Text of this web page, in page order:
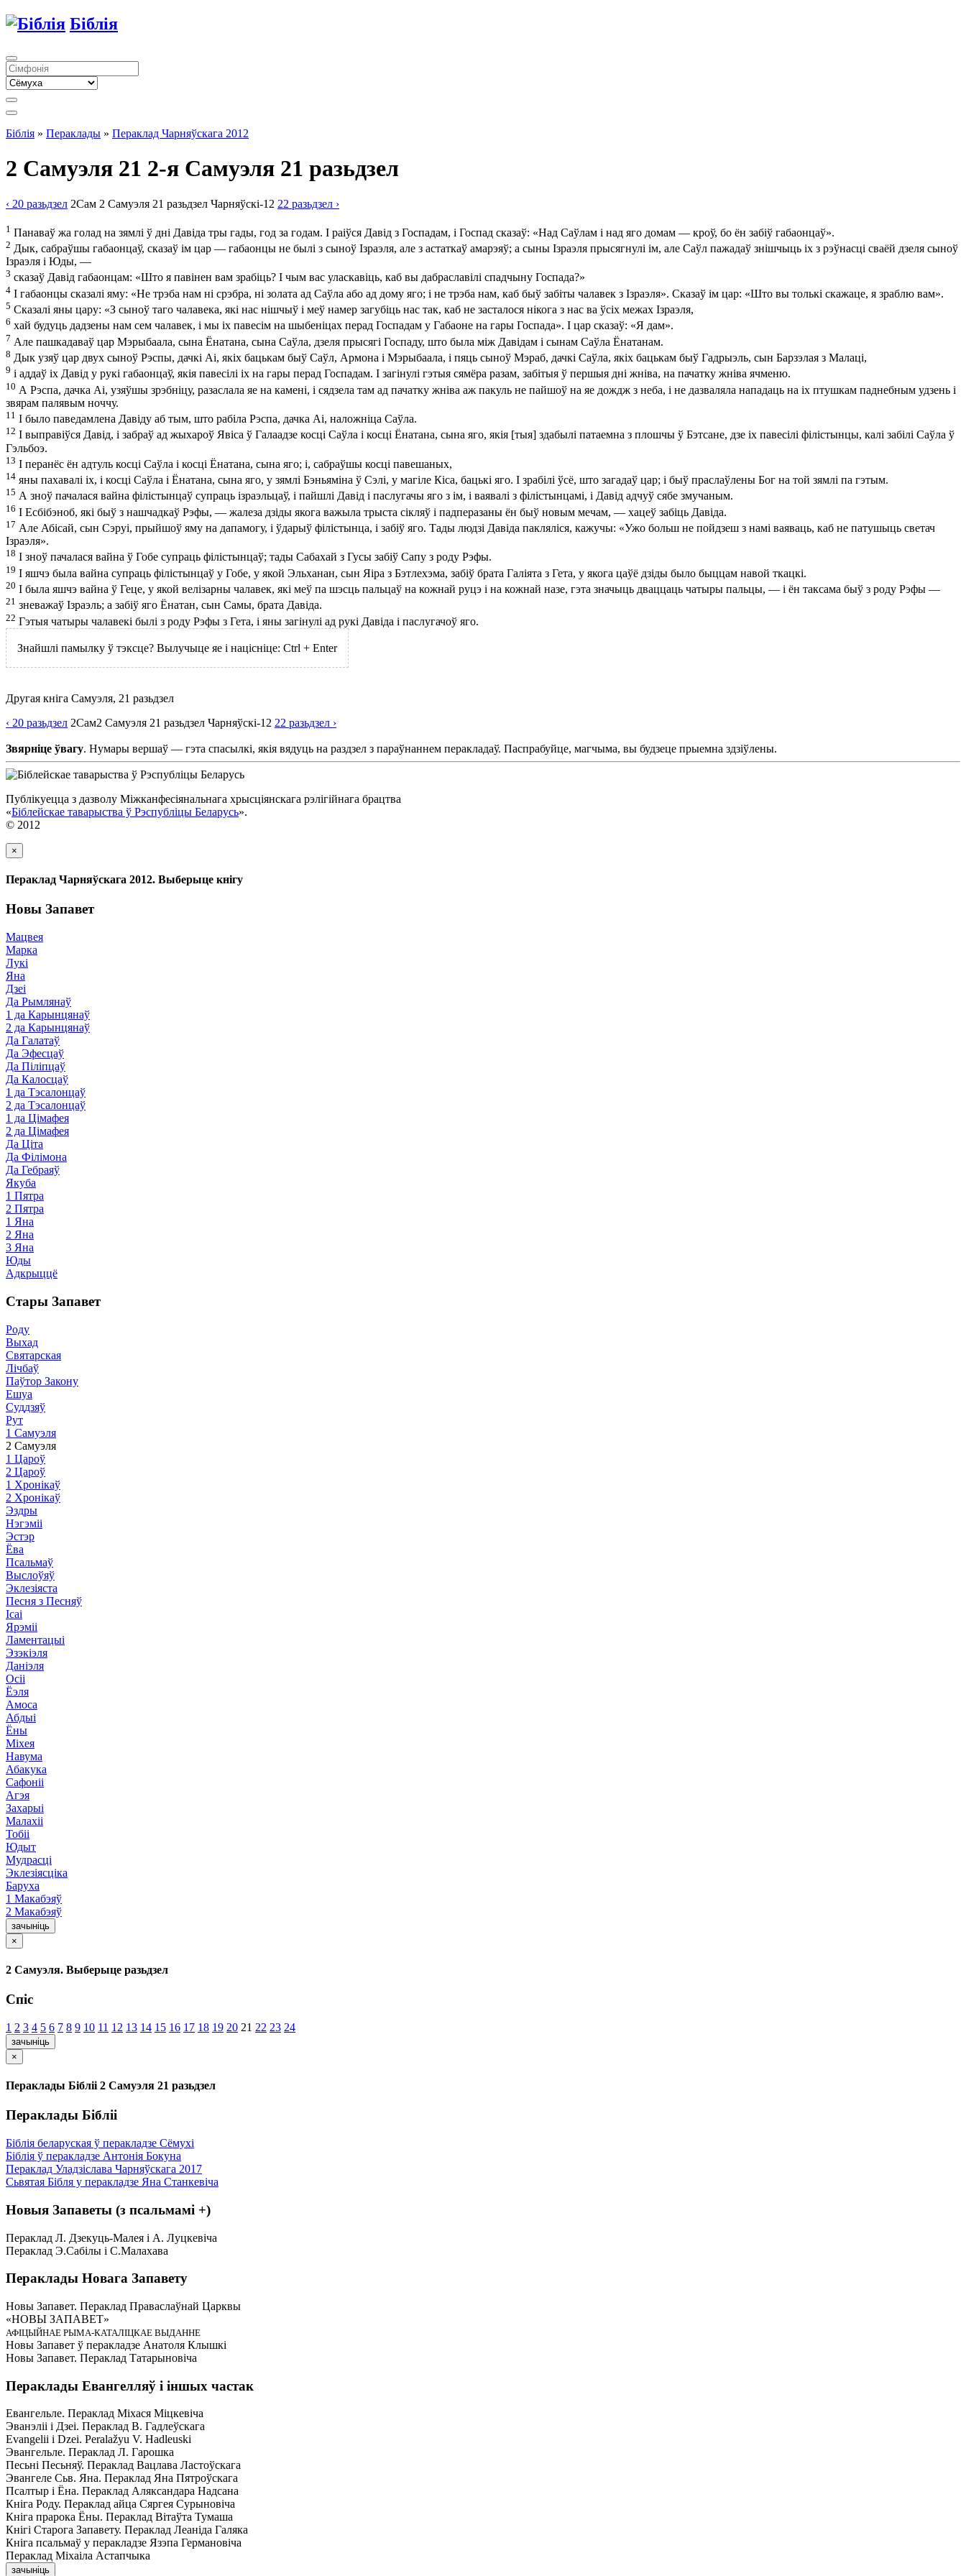
Біблія
Біблія » Пераклады » Пераклад Чарняўскага 2012
2 Самуэля 21 2-я Самуэля 21 разьдзел
‹ 20 разьдзел 2Сам 2 Самуэля 21 разьдзел Чарняўскі-12 22 разьдзел ›
1 Панаваў жа голад на зямлі ў дні Давіда тры гады, год за годам. І раіўся Давід з Госпадам, і Госпад сказаў: «Над Саўлам і над яго домам — кроў, бо ён забіў габаонцаў».
2 Дык, сабраўшы габаонцаў, сказаў ім цар — габаонцы не былі з сыноў Ізраэля, але з астаткаў амарэяў; а сыны Ізраэля прысягнулі ім, але Саўл пажадаў знішчыць іх з рэўнасці сваёй дзеля сыноў
Ізраэля і Юды, —
3 сказаў Давід габаонцам: «Што я павінен вам зрабіць? І чым вас уласкавіць, каб вы дабраславілі спадчыну Госпада?»
4 І габаонцы сказалі яму: «Не трэба нам ні срэбра, ні золата ад Саўла або ад дому яго; і не трэба нам, каб быў забіты чалавек з Ізраэля». Сказаў ім цар: «Што вы толькі скажаце, я зраблю вам».
5 Сказалі яны цару: «З сыноў таго чалавека, які нас нішчыў і меў намер загубіць нас так, каб не засталося нікога з нас ва ўсіх межах Ізраэля,
6 хай будуць дадзены нам сем чалавек, і мы іх павесім на шыбеніцах перад Госпадам у Габаоне на гары Госпада». І цар сказаў: «Я дам».
7 Але пашкадаваў цар Мэрыбаала, сына Ёнатана, сына Саўла, дзеля прысягі Госпаду, што была між Давідам і сынам Саўла Ёнатанам.
8 Дык узяў цар двух сыноў Рэспы, дачкі Аі, якіх бацькам быў Саўл, Армона і Мэрыбаала, і пяць сыноў Мэраб, дачкі Саўла, якіх бацькам быў Гадрыэль, сын Барзэлая з Малаці,
9 і аддаў іх Давід у рукі габаонцаў, якія павесілі іх на гары перад Госпадам. І загінулі гэтыя сямёра разам, забітыя ў першыя дні жніва, на пачатку жніва ячменю.
10 А Рэспа, дачка Аі, узяўшы зрэбніцу, разаслала яе на камені, і сядзела там ад пачатку жніва аж пакуль не пайшоў на яе дождж з неба, і не дазваляла нападаць на іх птушкам паднебным удзень і
звярам палявым ноччу.
11 І было паведамлена Давіду аб тым, што рабіла Рэспа, дачка Аі, наложніца Саўла.
12 І выправіўся Давід, і забраў ад жыхароў Явіса ў Галаадзе косці Саўла і косці Ёнатана, сына яго, якія [тыя] здабылі патаемна з плошчы ў Бэтсане, дзе іх павесілі філістынцы, калі забілі Саўла ў
Гэльбоэ.
13 І перанёс ён адтуль косці Саўла і косці Ёнатана, сына яго; і, сабраўшы косці павешаных,
14 яны пахавалі іх, і косці Саўла і Ёнатана, сына яго, у зямлі Бэньяміна ў Сэлі, у магіле Кіса, бацькі яго. І зрабілі ўсё, што загадаў цар; і быў праслаўлены Бог на той зямлі па гэтым.
15 А зноў пачалася вайна філістынцаў супраць ізраэльцаў, і пайшлі Давід і паслугачы яго з ім, і ваявалі з філістынцамі, і Давід адчуў сябе змучаным.
16 І Есбібэноб, які быў з нашчадкаў Рэфы, — жалеза дзіды якога важыла трыста сікляў і падперазаны ён быў новым мечам, — хацеў забіць Давіда.
17 Але Абісай, сын Сэруі, прыйшоў яму на дапамогу, і ўдарыў філістынца, і забіў яго. Тады людзі Давіда пакляліся, кажучы: «Ужо больш не пойдзеш з намі ваяваць, каб не патушыць светач
Ізраэля».
18 І зноў пачалася вайна ў Гобе супраць філістынцаў; тады Сабахай з Гусы забіў Сапу з роду Рэфы.
19 І яшчэ была вайна супраць філістынцаў у Гобе, у якой Эльханан, сын Яіра з Бэтлехэма, забіў брата Галіята з Гета, у якога цаўё дзіды было быццам навой ткацкі.
20 І была яшчэ вайна ў Геце, у якой велізарны чалавек, які меў па шэсць пальцаў на кожнай руцэ і на кожнай назе, гэта значыць дваццаць чатыры пальцы, — і ён таксама быў з роду Рэфы —
21 зневажаў Ізраэль; а забіў яго Ёнатан, сын Самы, брата Давіда.
22 Гэтыя чатыры чалавекі былі з роду Рэфы з Гета, і яны загінулі ад рукі Давіда і паслугачоў яго.
Знайшлі памылку ў тэксце? Вылучыце яе і націсніце: Ctrl + Enter
Другая кніга Самуэля, 21 разьдзел
‹ 20 разьдзел 2Сам2 Самуэля 21 разьдзел Чарняўскі-12 22 разьдзел ›
Звярніце ўвагу. Нумары вершаў — гэта спасылкі, якія вядуць на раздзел з параўнаннем перакладаў. Паспрабуйце, магчыма, вы будзеце прыемна здзіўлены.
Публікуецца з дазволу Міжканфесіянальнага хрысціянскага рэлігійнага брацтва
«Біблейскае таварыства ў Рэспубліцы Беларусь».
© 2012
×
Пераклад Чарняўскага 2012. Выберыце кнігу
Новы Запавет
Мацвея
Марка
Лукі
Яна
Дзеі
Да Рымлянаў
1 да Карынцянаў
2 да Карынцянаў
Да Галатаў
Да Эфесцаў
Да Піліпцаў
Да Калосцаў
1 да Тэсалонцаў
2 да Тэсалонцаў
1 да Цімафея
2 да Цімафея
Да Ціта
Да Філімона
Да Гебраяў
Якуба
1 Пятра
2 Пятра
1 Яна
2 Яна
3 Яна
Юды
Адкрыццё
Стары Запавет
Роду
Выхад
Святарская
Лічбаў
Паўтор Закону
Ешуа
Суддзяў
Рут
1 Самуэля
2 Самуэля
1 Цароў
2 Цароў
1 Хронікаў
2 Хронікаў
Эздры
Нэгэміі
Эстэр
Ёва
Псальмаў
Выслоўяў
Эклезіяста
Песня з Песняў
Ісаі
Ярэміі
Ламентацыі
Эзэкіэля
Даніэля
Осіі
Ёэля
Амоса
Абдыі
Ёны
Міхея
Навума
Абакука
Сафоніі
Агэя
Захарыі
Малахіі
Тобіі
Юдыт
Мудрасці
Эклезіясціка
Баруха
1 Макабэяў
2 Макабэяў
зачыніць
×
2 Самуэля. Выберыце разьдзел
Спіс
1 2 3 4 5 6 7 8 9 10 11 12 13 14 15 16 17 18 19 20 21 22 23 24
зачыніць
×
Пераклады Бібліі 2 Самуэля 21 разьдзел
Пераклады Бібліі
Біблія беларуская ў перакладзе Сёмухі
Біблія ў перакладзе Антонія Бокуна
Пераклад Уладзіслава Чарняўскага 2017
Сьвятая Бібля у перакладзе Яна Станкевіча
Новыя Запаветы (з псальмамі +)
Пераклад Л. Дзекуць-Малея і А. Луцкевіча
Пераклад Э.Сабілы і С.Малахава
Пераклады Новага Запавету
Новы Запавет. Пераклад Праваслаўнай Царквы
«НОВЫ ЗАПАВЕТ»
АФІЦЫЙНАЕ РЫМА-КАТАЛІЦКАЕ ВЫДАННЕ
Новы Запавет ў перакладзе Анатоля Клышкi
Новы Запавет. Пераклад Татарыновіча
Пераклады Евангелляў і іншых частак
Евангельле. Пераклад Міхася Міцкевіча
Эванэліі і Дзеі. Пераклад В. Гадлеўскага
Evangelii і Dzei. Рeralažyu V. Hadleuski
Эвангельле. Пераклад Л. Гарошка
Песьні Песьняў. Пераклад Вацлава Ластоўскага
Эвангеле Сьв. Яна. Пераклад Яна Пятроўскага
Псалтыр i Ёна. Пераклад Аляксандара Надсана
Кніга Роду. Пераклад айца Сяргея Сурыновіча
Кніга прарока Ёны. Пераклад Вітаўта Тумаша
Кнігі Старога Запавету. Пераклад Леаніда Галяка
Кніга псальмаў у перакладзе Язэпа Германовіча
Пераклад Міхаіла Астапчыка
зачыніць